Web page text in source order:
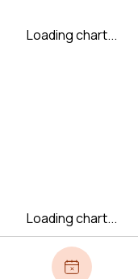
Loading chart...
Loading chart...